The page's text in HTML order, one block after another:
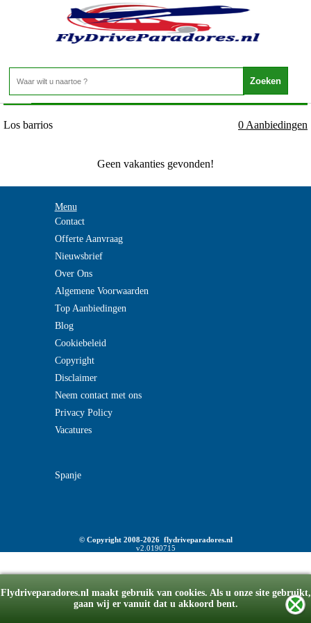
Flydriveparadores.nl maakt gebruik van cookies. Als u onze site gebruikt,
gaan wij er vanuit dat u akkoord bent.
Spanje - GOLF VAN CADIZ - Los barrios
Home>
Los barrios 0 Aanbiedingen
Geen vakanties gevonden!
Menu
Contact
Offerte Aanvraag
Nieuwsbrief
Over Ons
Algemene Voorwaarden
Top Aanbiedingen
Blog
Cookiebeleid
Copyright
Disclaimer
Neem contact met ons
Privacy Policy
Vacatures
Spanje
© Copyright 2008-2026 flydriveparadores.nl
v2.0190715